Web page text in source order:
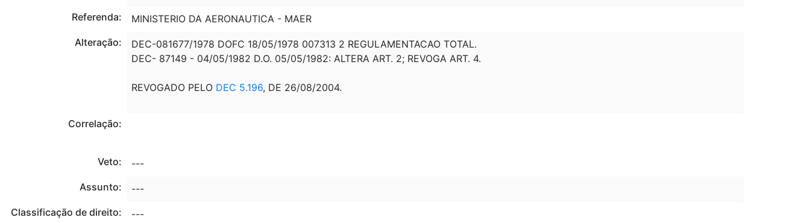
Referenda:
MINISTERIO DA AERONAUTICA - MAER
Alteração:
DEC-081677/1978 DOFC 18/05/1978 007313 2 REGULAMENTACAO TOTAL.
DEC- 87149 - 04/05/1982 D.O. 05/05/1982: ALTERA ART. 2; REVOGA ART. 4.
REVOGADO PELO DEC 5.196, DE 26/08/2004.
Correlação:
Veto:
---
Assunto:
---
Classificação de direito:
---